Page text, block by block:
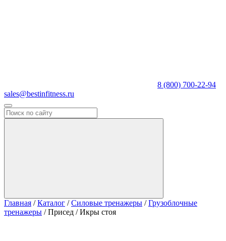
8 (800) 700-22-94
sales@bestinfitness.ru
Главная / Каталог / Силовые тренажеры / Грузоблочные
тренажеры / Присед / Икры стоя